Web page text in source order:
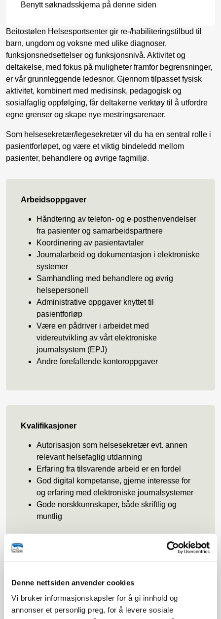
Denne nettsiden anvender cookies
Vi bruker informasjonskapsler for å gi innhold og
annonser et personlig preg, for å levere sosiale
Benytt søknadsskjema på denne siden
Beitostølen Helsesportsenter gir re-/habiliteringstilbud til
barn, ungdom og voksne med ulike diagnoser,
funksjonsnedsettelser og funksjonsnivå. Aktivitet og
deltakelse, med fokus på muligheter framfor begrensninger,
er vår grunnleggende ledesnor. Gjennom tilpasset fysisk
aktivitet, kombinert med medisinsk, pedagogisk og
sosialfaglig oppfølging, får deltakerne verktøy til å utfordre
egne grenser og skape nye mestringsarenaer.
Som helsesekretær/legesekretær vil du ha en sentral rolle i
pasientforløpet, og være et viktig bindeledd mellom
pasienter, behandlere og øvrige fagmiljø.
Arbeidsoppgaver
Håndtering av telefon- og e‑posthenvendelser
fra pasienter og samarbeidspartnere
Koordinering av pasientavtaler
Journalarbeid og dokumentasjon i elektroniske
systemer
Samhandling med behandlere og øvrig
helsepersonell
Administrative oppgaver knyttet til
pasientforløp
Være en pådriver i arbeidet med
videreutvikling av vårt elektroniske
journalsystem (EPJ)
Andre forefallende kontoroppgaver
Kvalifikasjoner
Autorisasjon som helsesekretær evt. annen
relevant helsefaglig utdanning
Erfaring fra tilsvarende arbeid er en fordel
God digital kompetanse, gjerne interesse for
og erfaring med elektroniske journalsystemer
Gode norskkunnskaper, både skriftlig og
muntlig
Personlige egenskaper
Du arbeider strukturert og nøyaktig, også i
perioder med høyt tempo